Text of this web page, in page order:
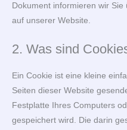
Dokument informieren wir
auf unserer Website.
2. Was sind
Ein Cookie ist eine kleine
Seiten dieser Website
Festplatte Ihres Computers
gespeichert wird. Die darin